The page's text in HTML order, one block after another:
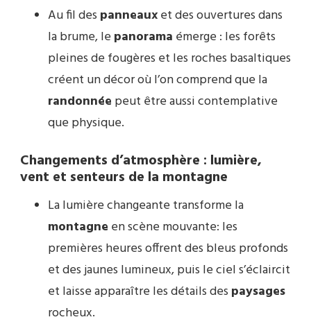
Au fil des panneauxet des ouvertures dans
la brume, le panorama émerge : les forêts
pleines de fougères et les roches basaltiques
créent un décor où l’on comprend que la
randonnée peut être aussi contemplative
que physique.
Changements d’atmosphère : lumière,
vent et senteurs de la montagne
La lumière changeante transforme la
montagne en scène mouvante: les
premières heures offrent des bleus profonds
et des jaunes lumineux, puis le ciel s’éclaircit
et laisse apparaître les détails des paysages
rocheux.